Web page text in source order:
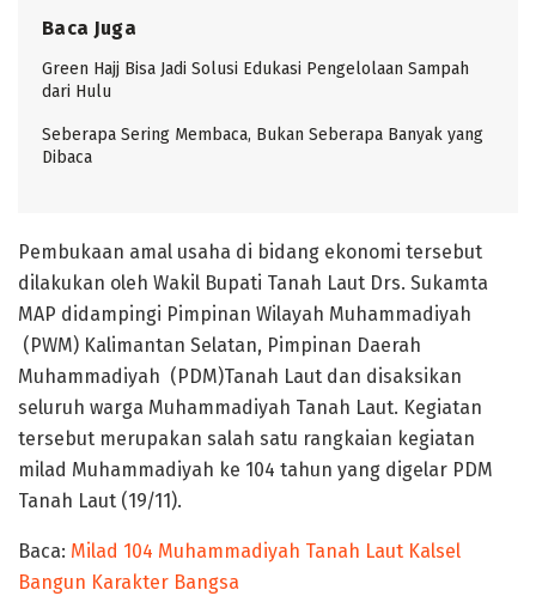
Baca Juga
Green Hajj Bisa Jadi Solusi Edukasi Pengelolaan Sampah
dari Hulu
Seberapa Sering Membaca, Bukan Seberapa Banyak yang
Dibaca
Pembukaan amal usaha di bidang ekonomi tersebut
dilakukan oleh Wakil Bupati Tanah Laut Drs. Sukamta
MAP didampingi Pimpinan Wilayah Muhammadiyah
(PWM) Kalimantan Selatan, Pimpinan Daerah
Muhammadiyah (PDM)Tanah Laut dan disaksikan
seluruh warga Muhammadiyah Tanah Laut. Kegiatan
tersebut merupakan salah satu rangkaian kegiatan
milad Muhammadiyah ke 104 tahun yang digelar PDM
Tanah Laut (19/11).
Baca: Milad 104 Muhammadiyah Tanah Laut Kalsel
Bangun Karakter Bangsa